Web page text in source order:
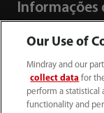
Informações
Our Use of
Mindray and our
collect data for
perform a statistical
functionality and